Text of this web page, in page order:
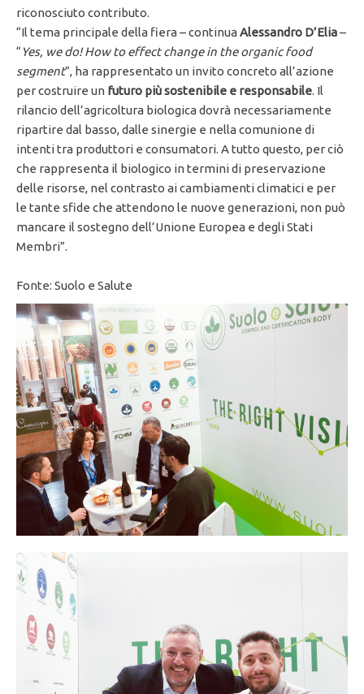
riconosciuto contributo.
“Il tema principale della fiera – continuaAlessandro D’Elia–
“ Yes, we do! How to effect change in the organic food
segment”, ha rappresentato un invito concreto all’azione
per costruire un futuro più sostenibile e responsabile. Il
rilancio dell’agricoltura biologica dovrà necessariamente
ripartire dal basso, dalle sinergie e nella comunione di
intenti tra produttori e consumatori. A tutto questo, per ciò
che rappresenta il biologico in termini di preservazione
delle risorse, nel contrasto ai cambiamenti climatici e per
le tante sfide che attendono le nuove generazioni, non può
mancare il sostegno dell’Unione Europea e degli Stati
Membri”.
Fonte: Suolo e Salute